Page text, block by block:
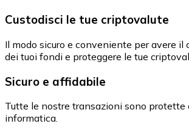
Custodisci le tue criptovalute
Il modo sicuro e conveniente per avere il
dei tuoi fondi e proteggere le tue
Sicuro e affidabile
Tutte le nostre transazioni sono protette
informatica.